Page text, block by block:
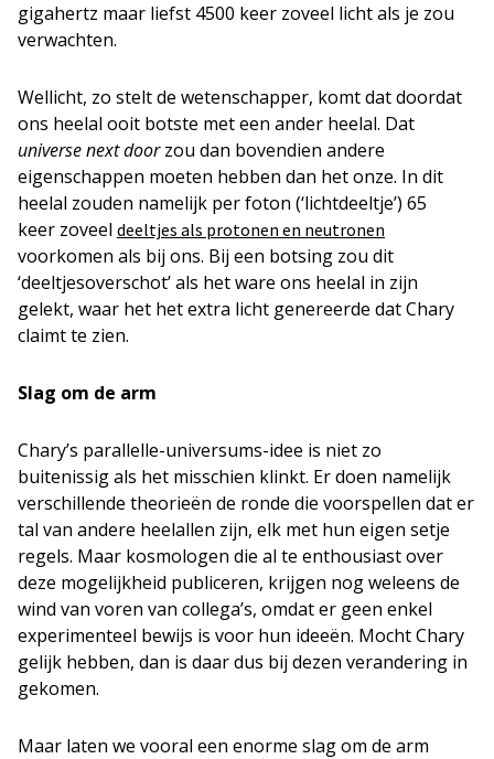
gigahertz maar liefst 4500 keer zoveel licht als je zou
verwachten.
Wellicht, zo stelt de wetenschapper, komt dat doordat
ons heelal ooit botste met een ander heelal. Dat
universe next doorzou dan bovendien andere
eigenschappen moeten hebben dan het onze. In dit
heelal zouden namelijk per foton (‘lichtdeeltje’) 65
keer zoveel deeltjes als protonen en neutronen
voorkomen als bij ons. Bij een botsing zou dit
‘deeltjesoverschot’ als het ware ons heelal in zijn
gelekt, waar het het extra licht genereerde dat Chary
claimt te zien.
Slag om de arm
Chary’s parallelle-universums-idee is niet zo
buitenissig als het misschien klinkt. Er doen namelijk
verschillende theorieën de ronde die voorspellen dat er
tal van andere heelallen zijn, elk met hun eigen setje
regels. Maar kosmologen die al te enthousiast over
deze mogelijkheid publiceren, krijgen nog weleens de
wind van voren van collega’s, omdat er geen enkel
experimenteel bewijs is voor hun ideeën. Mocht Chary
gelijk hebben, dan is daar dus bij dezen verandering in
gekomen.
Maar laten we vooral een enorme slag om de arm